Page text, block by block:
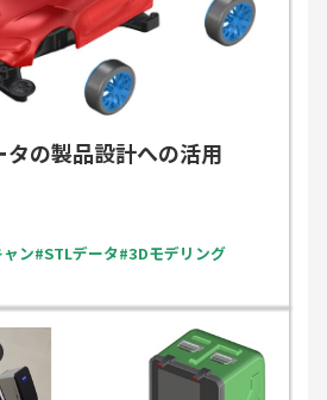
の製品設計への活用
ン STLデータ 3Dモデリング